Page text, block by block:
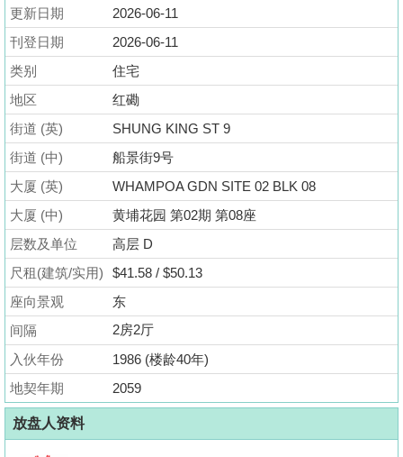
闻
数
据
公
布
置
业
手
册
关
於
我
们
更新日期
2026-06-11
刊登日期
2026-06-11
类别
住宅
地区
红磡
街道 (英)
SHUNG KING ST 9
街道 (中)
船景街9号
大厦 (英)
WHAMPOA GDN SITE 02 BLK 08
大厦 (中)
黄埔花园 第02期 第08座
层数及单位
高层 D
尺租(建筑/实用)
$41.58 / $50.13
座向景观
东
间隔
2房2厅
入伙年份
1986 (楼龄40年)
地契年期
2059
放盘人资料